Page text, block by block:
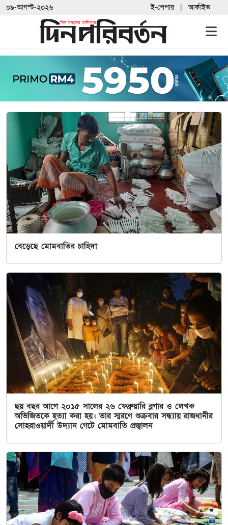
০৯-আগস্ট-২০২৬ ই-পেপার আর্কাইভ
বেড়েছে মোমবাতির চাহিদা
ছয় বছর আগে ২০১৫ সালের ২৬ ফেব্রুয়ারি ব্লগার ও লেখক
অভিজিতকে হত্যা করা হয়। তার স্মরণে শুক্রবার সন্ধ্যায় রাজধানীর
সোহরাওয়ার্দী উদ্যান গেটে মোমবাতি প্রজ্বালন